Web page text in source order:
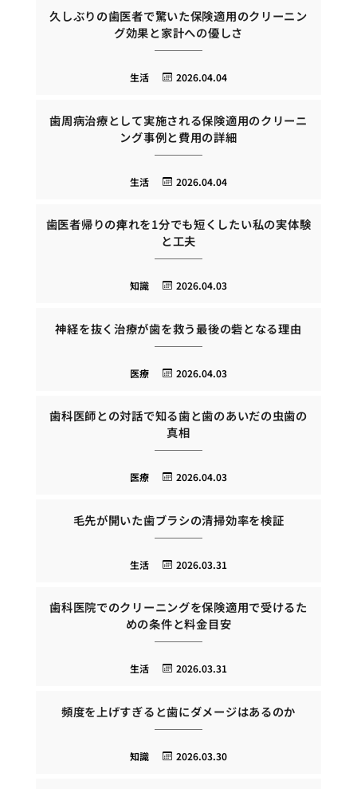
久しぶりの歯医者で驚いた保険適用のクリーニン
グ効果と家計への優しさ
2026.04.04
生活
歯周病治療として実施される保険適用のクリーニ
ング事例と費用の詳細
2026.04.04
生活
歯医者帰りの痺れを1分でも短くしたい私の実体験
と工夫
2026.04.03
知識
神経を抜く治療が歯を救う最後の砦となる理由
2026.04.03
医療
歯科医師との対話で知る歯と歯のあいだの虫歯の
真相
2026.04.03
医療
毛先が開いた歯ブラシの清掃効率を検証
2026.03.31
生活
歯科医院でのクリーニングを保険適用で受けるた
めの条件と料金目安
2026.03.31
生活
頻度を上げすぎると歯にダメージはあるのか
2026.03.30
知識